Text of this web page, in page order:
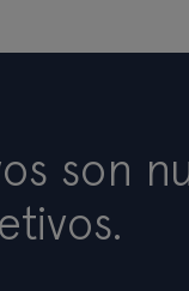
son